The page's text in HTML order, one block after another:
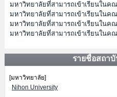
มหาวิทยาลัยที่สามารถเข้าเรียนในค
มหาวิทยาลัยที่สามารถเข้าเรียนในค
มหาวิทยาลัยที่สามารถเข้าเรียนในค
มหาวิทยาลัยที่สามารถเข้าเรียนใน
รายชื่อสถา
[มหาวิทยาลัย]
Nihon University